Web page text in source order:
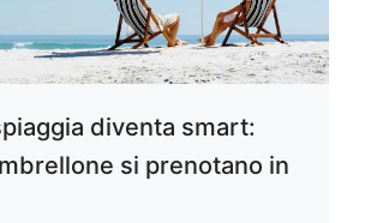
diventa smart:
si prenotano in